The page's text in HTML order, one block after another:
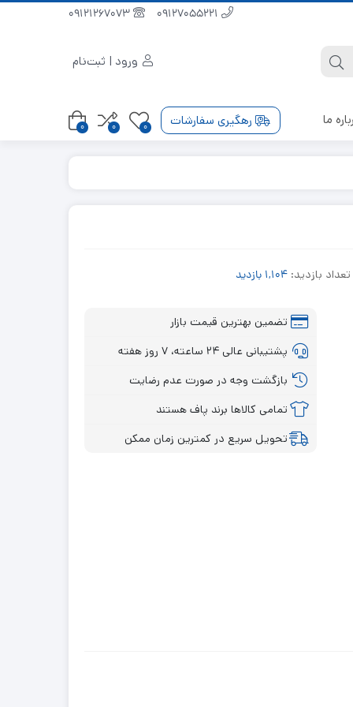
ورود | ثبت‌نام
ما رهگیری سفارشات 0
0
0
تعداد بازدید: 1,104 بازدید
تضمین بهترین قیمت بازار
پشتیبانی عالی ۲۴ ساعته، ۷ روز هفته
بازگشت وجه در صورت عدم رضایت
تمامی کالاها برند پاف هستند
تحویل سریع در کمترین زمان ممکن